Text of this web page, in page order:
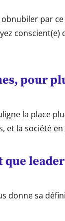
obnubiler par
pour
la place
et la société
que leader
donne sa